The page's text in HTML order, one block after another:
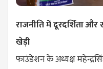
राजनीति में दूरदर्शिता
खेड़ी
फाउंडेशन के अध्यक्ष